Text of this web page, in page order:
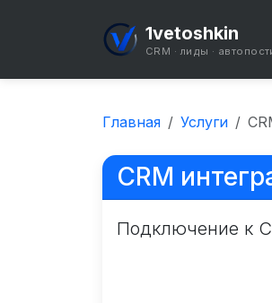
1vetoshkin
CRM · лиды ·
Главная Услуги
CRM
Подключение к